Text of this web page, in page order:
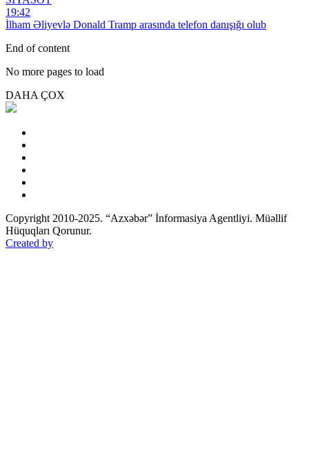
19:42
İlham Əliyevlə Donald Tramp arasında telefon danışığı olub
End of content
No more pages to load
DAHA ÇOX
Copyright 2010-2025. “Azxəbər” İnformasiya Agentliyi. Müəllif
Hüquqları Qorunur.
Created by